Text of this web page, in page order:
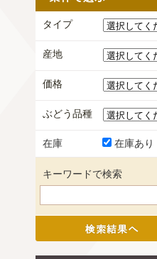
タイプ
産地
価格
ぶどう品種
在庫 在庫あり
キーワードで検索